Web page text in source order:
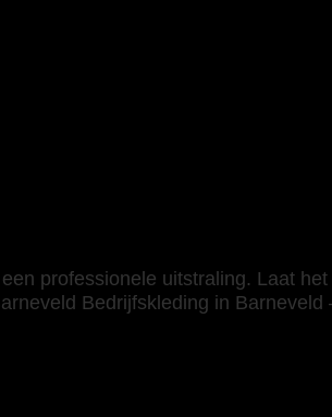
180g paars
professionele uitstraling. Laat
Bedrijfskleding in